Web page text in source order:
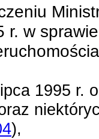
r. w
1995 r.
),